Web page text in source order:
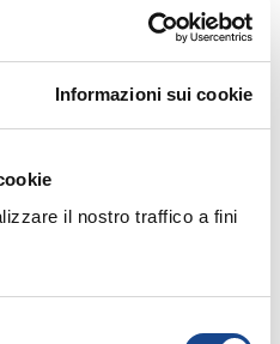
Informazioni sui cookie
il nostro traffico a fini